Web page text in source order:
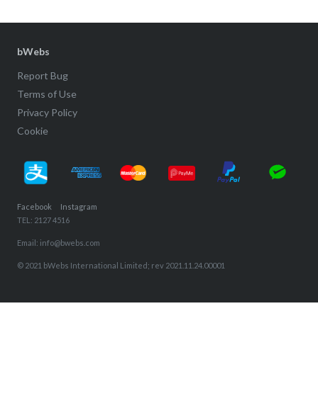
bWebs
Report Bug
Terms of Use
Privacy Policy
Cookie
Facebook
Instagram
TEL: 2127 4516
Email: info@bwebs.com
© 2021 bWebs International Limited; rev 2021.11.24.00001